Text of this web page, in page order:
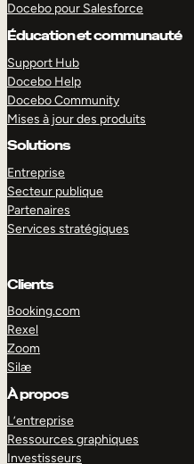
Docebo pour Salesforce
Éducation et communauté
Support Hub
Docebo Help
Docebo Community
Mises à jour des produits
Solutions
Entreprise
Secteur publique
Partenaires
Services stratégiques
Clients
Booking.com
Rexel
Zoom
Silæ
À propos
L’entreprise
Ressources graphiques
Investisseurs